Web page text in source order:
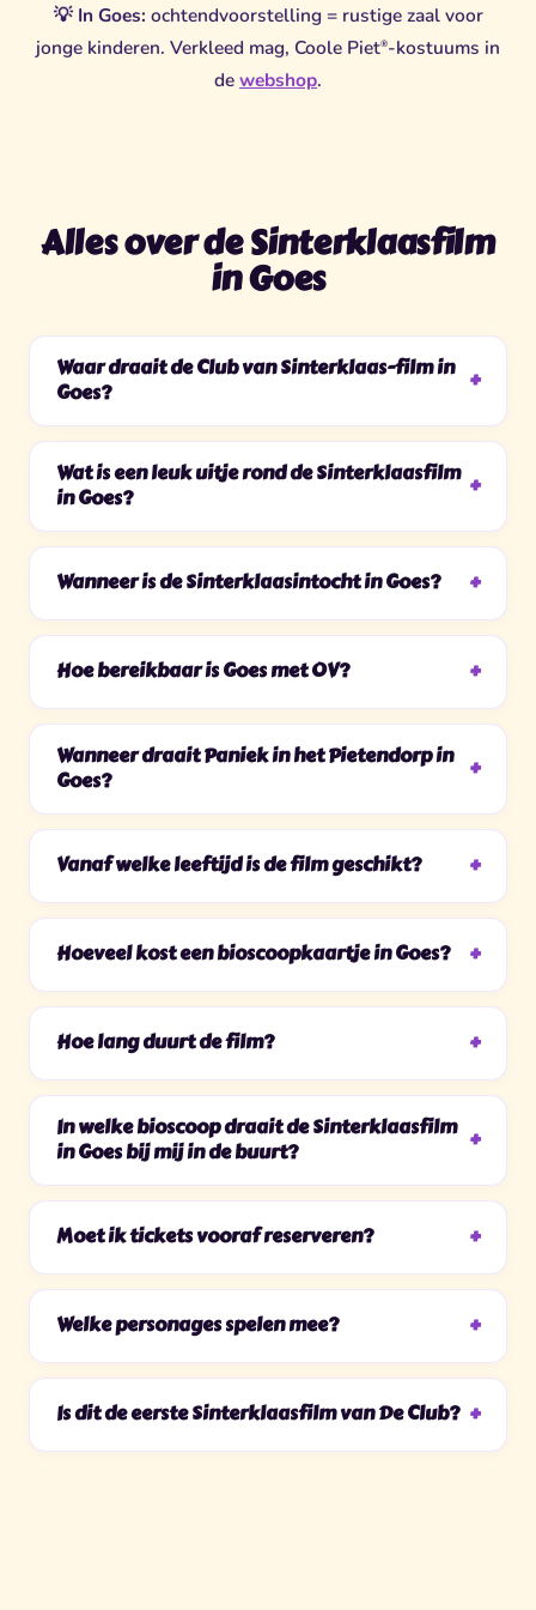
💡 In Goes: ochtendvoorstelling = rustige zaal voor
jonge kinderen. Verkleed mag, Coole Piet®-kostuums in
dewebshop.
Alles over de Sinterklaasfilm
in Goes
Waar draait de Club van Sinterklaas-film in
Goes?
Wat is een leuk uitje rond de Sinterklaasfilm
in Goes?
Wanneer is de Sinterklaasintocht in Goes?
Hoe bereikbaar is Goes met OV?
Wanneer draait Paniek in het Pietendorp in
Goes?
Vanaf welke leeftijd is de film geschikt?
Hoeveel kost een bioscoopkaartje in Goes?
Hoe lang duurt de film?
In welke bioscoop draait de Sinterklaasfilm
in Goes bij mij in de buurt?
Moet ik tickets vooraf reserveren?
Welke personages spelen mee?
Is dit de eerste Sinterklaasfilm van De Club?